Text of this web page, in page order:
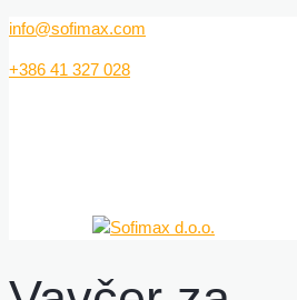
info@sofimax.com
+386 41 327 028